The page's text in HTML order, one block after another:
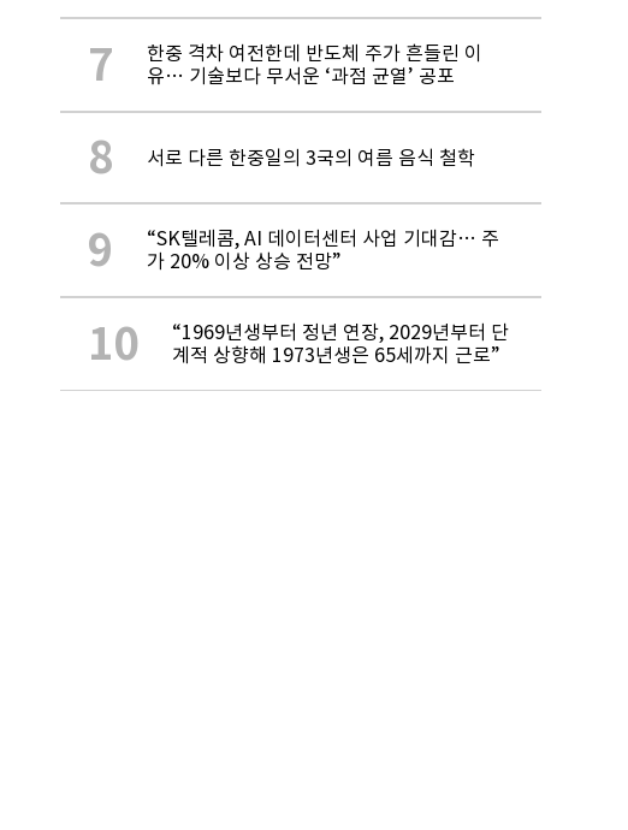
7
한중 격차 여전한데 반도체 주가 흔들린 이
유… 기술보다 무서운 ‘과점 균열’ 공포
8 서로 다른 한중일의 3국의 여름 음식 철학
9
“SK텔레콤, AI 데이터센터 사업 기대감… 주
가 20% 이상 상승 전망”
10
“1969년생부터 정년 연장, 2029년부터 단
계적 상향해 1973년생은 65세까지 근로”